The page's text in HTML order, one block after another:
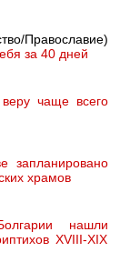
Православие)
за 40 дней
чаще всего
запланировано
храмов
нашли
XVIII-XIX